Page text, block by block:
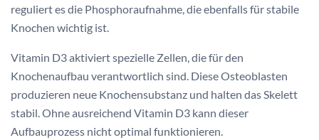
reguliert es die Phosphoraufnahme, die ebenfalls für stabile
Knochen wichtig ist.
Vitamin D3 aktiviert spezielle Zellen, die für den
Knochenaufbau verantwortlich sind. Diese Osteoblasten
produzieren neue Knochensubstanz und halten das Skelett
stabil. Ohne ausreichend Vitamin D3 kann dieser
Aufbauprozess nicht optimal funktionieren.